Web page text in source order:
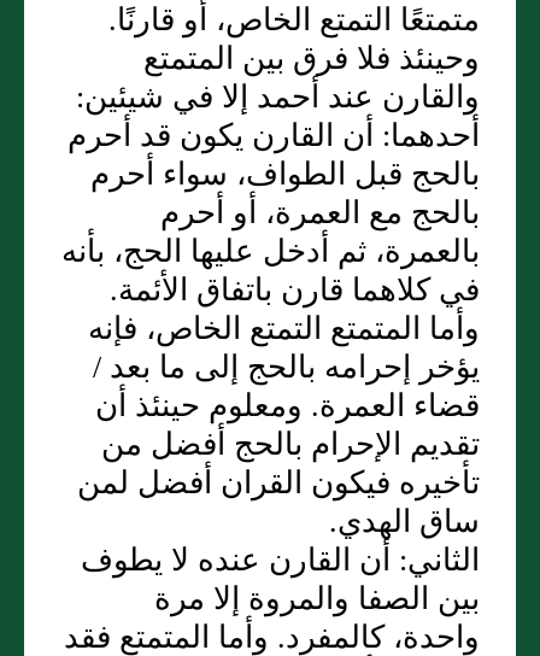
متمتعًا التمتع الخاص، أو قارنًا‏.‏
وحينئذ فلا فرق بين المتمتع
والقارن عند أحمد إلا في شيئين‏:‏
أحدهما‏:‏ أن القارن يكون قد أحرم
بالحج قبل الطواف، سواء أحرم
بالحج مع العمرة، أو أحرم
بالعمرة، ثم أدخل عليها الحج، بأنه
في كلاهما قارن باتفاق الأئمة‏.‏
وأما المتمتع التمتع الخاص، فإنه
يؤخر إحرامه بالحج إلى ما بعد /
قضاء العمرة‏.‏ ومعلوم حينئذ أن
تقديم الإحرام بالحج أفضل من
تأخيره فيكون القران أفضل لمن
ساق الهدي‏.‏
الثاني‏:‏ أن القارن عنده لا يطوف
بين الصفا والمروة إلا مرة
واحدة، كالمفرد‏.‏ وأما المتمتع فقد